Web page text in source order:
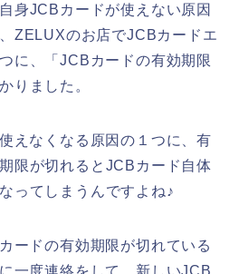
身JCBカードが使えない原因
ZELUXのお店でJCBカードエ
に、「JCBカードの有効期限
りました。
えなくなる原因の１つに、有
限が切れるとJCBカード自体
ってしまうんですよね♪
ードの有効期限が切れている